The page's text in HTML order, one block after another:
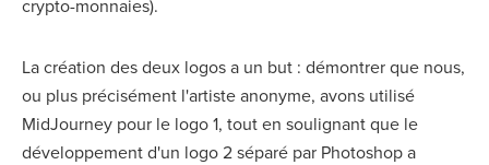
crypto-monnaies).
La création des deux logos a un but : démontrer que nous,
ou plus précisément l'artiste anonyme, avons utilisé
MidJourney pour le logo 1, tout en soulignant que le
développement d'un logo 2 séparé par Photoshop a